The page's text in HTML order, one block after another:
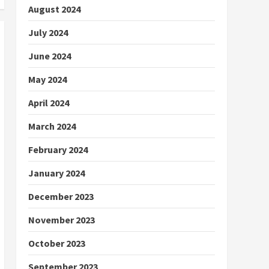
August 2024
July 2024
June 2024
May 2024
April 2024
March 2024
February 2024
January 2024
December 2023
November 2023
October 2023
September 2023